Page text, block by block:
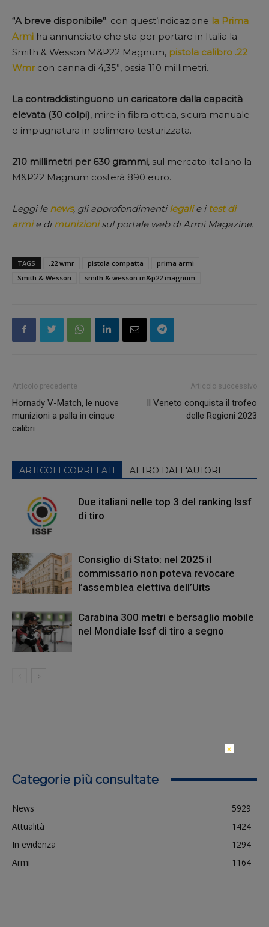
“A breve disponibile”: con quest’indicazione la Prima
Armi ha annunciato che sta per portare in Italia la
Smith & Wesson M&P22 Magnum, pistola calibro .22
Wmrcon canna di 4,35”, ossia 110 millimetri.
La contraddistinguono un caricatore dalla capacità
elevata (30 colpi), mire in fibra ottica, sicura manuale
e impugnatura in polimero testurizzata.
210 millimetri per 630 grammi, sul mercato italiano la
M&P22 Magnum costerà 890 euro.
Leggi le news, gli approfondimentilegali e i test di
armie dimunizioni sul portale web di Armi Magazine.
TAGS .22 wmr pistola compatta
prima armi
Smith & Wesson
smith & wesson m&p22 magnum
Articolo precedente
Hornady V-Match, le nuove
munizioni a palla in cinque
calibri
Articolo successivo
Il Veneto conquista il trofeo
delle Regioni 2023
ARTICOLI CORRELATI ALTRO DALL'AUTORE
Due italiani nelle top 3 del ranking Issf
di tiro
Consiglio di Stato: nel 2025 il
commissario non poteva revocare
l’assemblea elettiva dell’Uits
Carabina 300 metri e bersaglio mobile
nel Mondiale Issf di tiro a segno
Categorie più consultate
News
5929
Attualità
1424
In evidenza
1294
Armi
1164
×